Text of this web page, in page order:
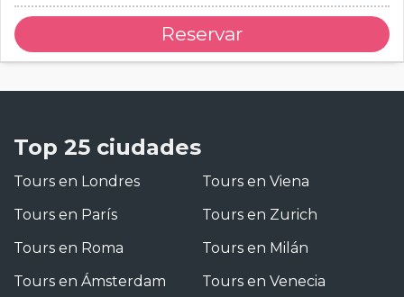
Reservar
Top 25 ciudades
Tours en Londres
Tours en París
Tours en Roma
Tours en Ámsterdam
Tours en Viena
Tours en Zurich
Tours en Milán
Tours en Venecia